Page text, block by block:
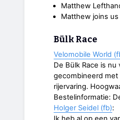
Matthew
Matthew joins
Bülk Race
Velomobile World
De Bülk Race is
gecombineerd
rijervaring.
Bestelinformatie:
Holger Seidel (fb):